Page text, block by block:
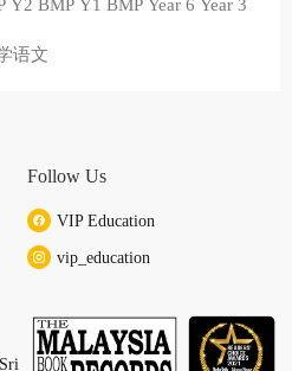
Y2 BMP Y1 BMP Year 6 Year 3
语文
Follow Us
VIP Education
vip_education